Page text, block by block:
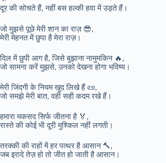
दूर की सोचते हैं, नहीं बस हल्की हवा में उड़ते हैं।
जो मुझसे पूछे मेरी शान का राज़ 😎,
मेरी मेहनत में छुपा है मेरा राज़।
दिल में छुपी आग है, जिसे बुझाना नामुमकिन 🔥,
जो सामना करें मुझसे, उनको देखना होगा भविष्य।
मेरी जिंदगी के नियम खुद लिखे हैं 📜,
जो समझे मेरी बात, वही सही कदम रखे हैं।
हमारा मकसद सिर्फ जीतना है 🏅,
रास्ते की कोई भी दूरी मुश्किल नहीं लगती।
तरक्की की राहों में हर पत्थर है आसान 🔨,
जब इरादे तेज़ हो तो जीत हो जाती है आसान।